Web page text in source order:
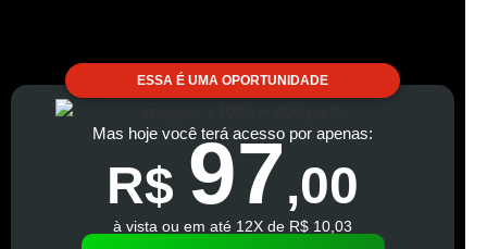
ESSA É UMA OPORTUNIDADE
Mas hoje você terá acesso por apenas:
R$ 97,00
à vista ou em até 12X de R$ 10,03